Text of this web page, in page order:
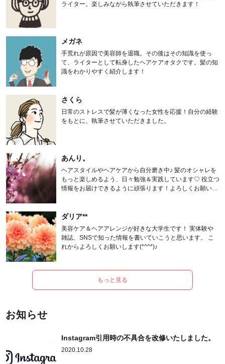
ライター。楽しみながら執筆させていただきます！
メガネ
手荒れが原因で美容師を退職。その後はその知識を使っ
て、ライターとして転身したヘアケアオタクです。髪の知
識をわかりやすく紹介します！
さくら
日常のストレスで髪が薄くなった女性を応援！自分の経験
をもとに、執筆させていただきました。
あんり。
ヘアスタイルやヘアケアから自分磨き中♪ 髪のオシャレを
もっと楽しめるよう、日々勉強＆実践しています♡ 役立つ
情報をお届けできるように頑張ります！よろしくお願いし
ダリア**
美容ケア＆ヘアアレンジが好きな大学生です！ 実体験や
雑誌、SNSで知った情報を書いていこうと思います。 こ
れからよろしくお願いします(*^^*)♪
もっと見る
お知らせ
Instagram引用時の不具合を改修いたしました。
2020.10.28